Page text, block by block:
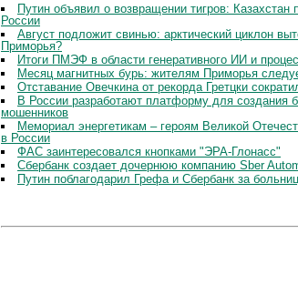
Путин объявил о возвращении тигров: Казахстан
России
Август подложит свинью: арктический циклон
Приморья?
Итоги ПМЭФ в области генеративного ИИ и
Месяц магнитных бурь: жителям Приморья
Отставание Овечкина от рекорда Гретцки
В России разработают платформу для создания
мошенников
Мемориал энергетикам – героям Великой
в России
ФАС заинтересовался кнопками "ЭРА-Глонасс"
Сбербанк создает дочернюю компанию Sber
Путин поблагодарил Грефа и Сбербанк за